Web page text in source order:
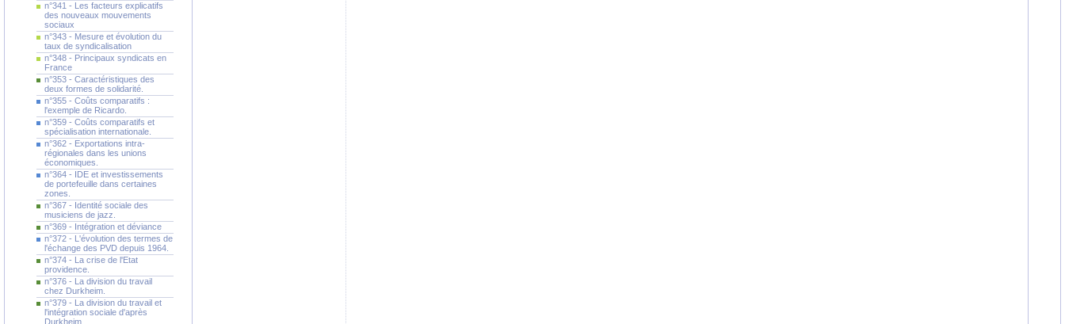
n°341 - Les facteurs explicatifs
des nouveaux mouvements
sociaux
n°343 - Mesure et évolution du
taux de syndicalisation
n°348 - Principaux syndicats en
France
n°353 - Caractéristiques des
deux formes de solidarité.
n°355 - Coûts comparatifs :
l'exemple de Ricardo.
n°359 - Coûts comparatifs et
spécialisation internationale.
n°362 - Exportations intra-
régionales dans les unions
économiques.
n°364 - IDE et investissements
de portefeuille dans certaines
zones.
n°367 - Identité sociale des
musiciens de jazz.
n°369 - Intégration et déviance
n°372 - L'évolution des termes de
l'échange des PVD depuis 1964.
n°374 - La crise de l'Etat
providence.
n°376 - La division du travail
chez Durkheim.
n°379 - La division du travail et
l'intégration sociale d'après
Durkheim.